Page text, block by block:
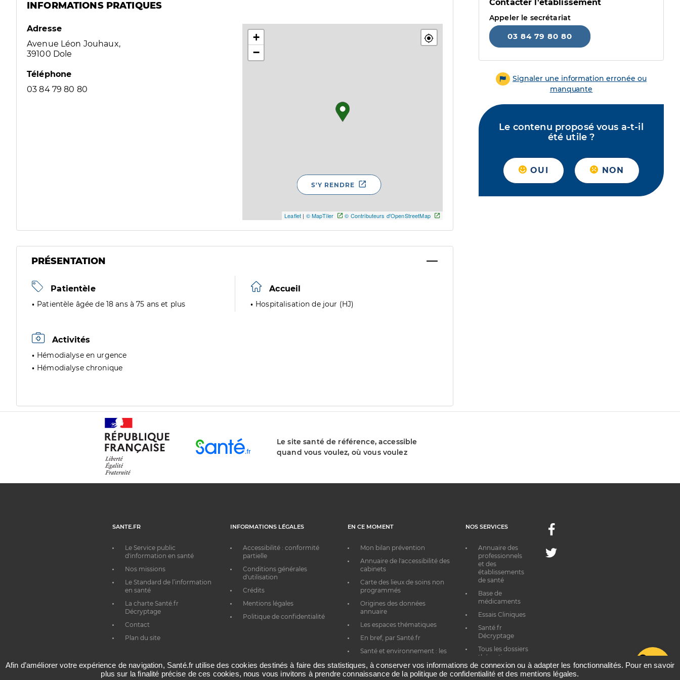
INFORMATIONS PRATIQUES
Adresse
Avenue Léon Jouhaux,
39100 Dole
Téléphone
03 84 79 80 80
+
−
Leaflet | © MapTiler © Contributeurs d'OpenStreetMap
S'Y RENDRE
PRÉSENTATION
Patientèle
Patientèle âgée de 18 ans à 75 ans et plus
Accueil
Hospitalisation de jour (HJ)
Activités
Hémodialyse en urgence
Hémodialyse chronique
Contacter l'établissement
Appeler le secrétariat
03 84 79 80 80
Signaler une information erronée ou
manquante
Le contenu proposé vous a-t-il
été utile ?
OUI NON
Le site santé de référence, accessible
quand vous voulez, où vous voulez
SANTE.FR
Le Service public
d'information en santé
Nos missions
Le Standard de l’information
en santé
La charte Santé.fr
Décryptage
Contact
Plan du site
INFORMATIONS LÉGALES
Accessibilité : conformité
partielle
Conditions générales
d'utilisation
Crédits
Mentions légales
Politique de confidentialité
EN CE MOMENT
Mon bilan prévention
Annuaire de l'accessibilité des
cabinets
Carte des lieux de soins non
programmés
Origines des données
annuaire
Les espaces thématiques
En bref, par Santé.fr
Santé et environnement : les
NOS SERVICES
Annuaire des
professionnels
et des
établissements
de santé
Base de
médicaments
Essais Cliniques
Santé.fr
Décryptage
Tous les dossiers
thématiques
Facebook
Twitter
Afin d’améliorer votre expérience de navigation, Santé.fr utilise des cookies destinés à faire des statistiques, à conserver vos informations de connexion ou à adapter les fonctionnalités. Pour en savoir
plus sur la finalité précise de ces cookies, nous vous invitons à prendre connaissance de la politique de confidentialité et des mentions légales.